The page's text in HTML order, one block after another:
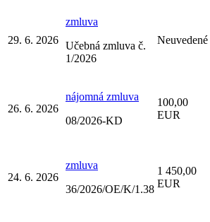
29. 6. 2026
zmluva
Učebná zmluva č.
1/2026
Neuvedené
26. 6. 2026
nájomná zmluva
08/2026-KD
100,00
EUR
24. 6. 2026
zmluva
36/2026/OE/K/1.38
1 450,00
EUR